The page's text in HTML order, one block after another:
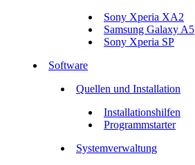
Sony Xperia XA2
Samsung Galaxy A5
Sony Xperia SP
Software
Quellen und Installation
Installationshilfen
Programmstarter
Systemverwaltung